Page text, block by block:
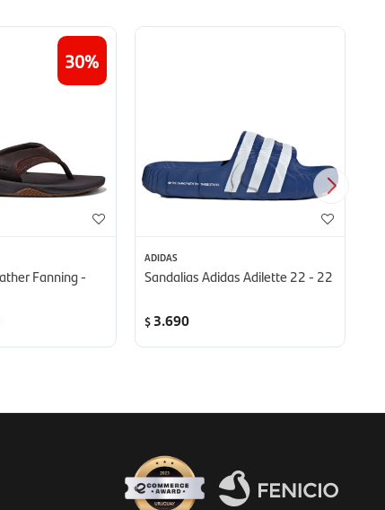
30
Fanning -
ADIDAS
Sandalias Adidas Adilette 22 - 22
$ 3.690